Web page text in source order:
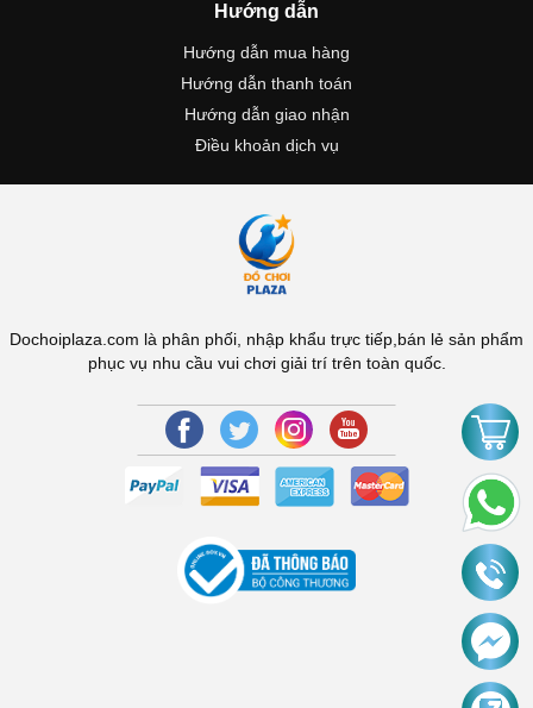
Hướng dẫn
Hướng dẫn mua hàng
Hướng dẫn thanh toán
Hướng dẫn giao nhận
Điều khoản dịch vụ
Dochoiplaza.com là phân phối, nhập khẩu trực tiếp,bán lẻ sản phẩm
phục vụ nhu cầu vui chơi giải trí trên toàn quốc.